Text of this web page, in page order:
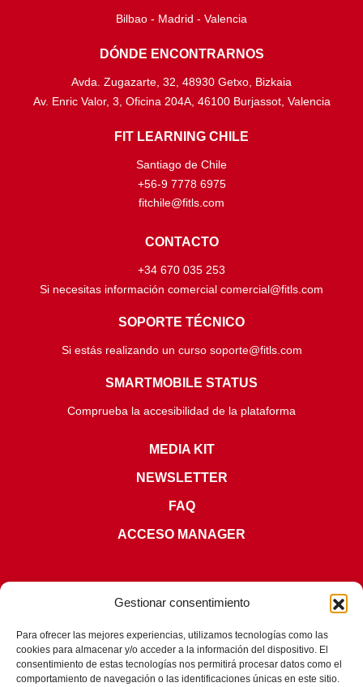
Gestionar consentimiento
Para ofrecer las mejores experiencias, utilizamos tecnologías como las
cookies para almacenar y/o acceder a la información del dispositivo. El
consentimiento de estas tecnologías nos permitirá procesar datos como el
comportamiento de navegación o las identificaciones únicas en este sitio.
Bilbao - Madrid - Valencia
DÓNDE ENCONTRARNOS
Avda. Zugazarte, 32, 48930 Getxo, Bizkaia
Av. Enric Valor, 3, Oficina 204A, 46100 Burjassot, Valencia
FIT LEARNING CHILE
Santiago de Chile
+56-9 7778 6975
fitchile@fitls.com
CONTACTO
+34 670 035 253
Si necesitas información comercial comercial@fitls.com
SOPORTE TÉCNICO
Si estás realizando un curso soporte@fitls.com
SMARTMOBILE STATUS
Comprueba la accesibilidad de la plataforma
MEDIA KIT
NEWSLETTER
FAQ
ACCESO MANAGER
CERTIFICACIONES